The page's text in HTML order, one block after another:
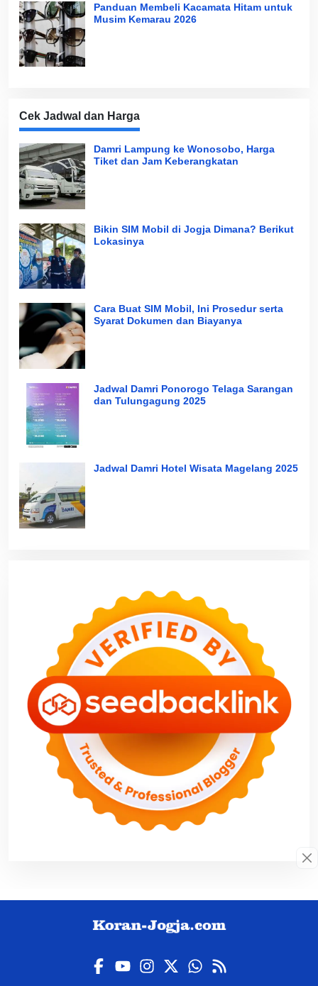
Panduan Membeli Kacamata Hitam untuk
Musim Kemarau 2026
Cek Jadwal dan Harga
Damri Lampung ke Wonosobo, Harga
Tiket dan Jam Keberangkatan
Bikin SIM Mobil di Jogja Dimana? Berikut
Lokasinya
Cara Buat SIM Mobil, Ini Prosedur serta
Syarat Dokumen dan Biayanya
Jadwal Damri Ponorogo Telaga Sarangan
dan Tulungagung 2025
Jadwal Damri Hotel Wisata Magelang 2025